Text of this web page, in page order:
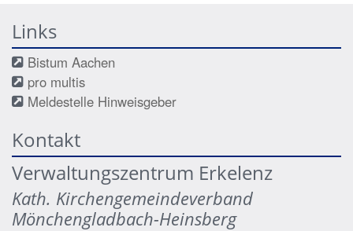
Links
Bistum Aachen
pro multis
Meldestelle Hinweisgeber
Kontakt
Verwaltungszentrum Erkelenz
Kath. Kirchengemeindeverband
Mönchengladbach-Heinsberg